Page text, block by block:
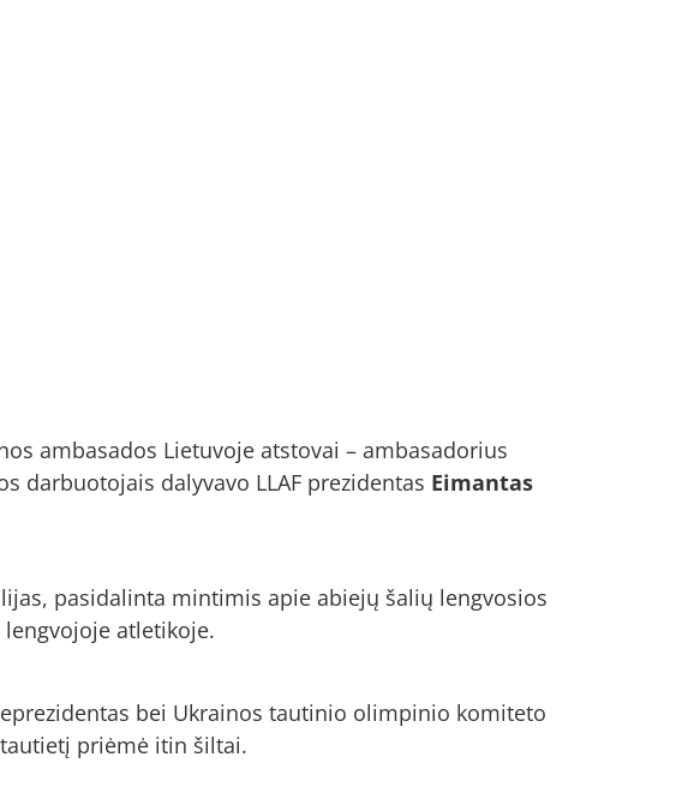
ambasados Lietuvoje atstovai – ambasadorius
darbuotojais dalyvavo LLAF prezidentas Eimantas
pasidalinta mintimis apie abiejų šalių lengvosios
atletikoje.
bei Ukrainos tautinio olimpinio komiteto
tautietį priėmė itin šiltai.